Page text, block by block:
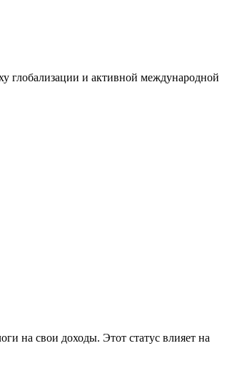
глобализации и активной международной
на свои доходы. Этот статус влияет на